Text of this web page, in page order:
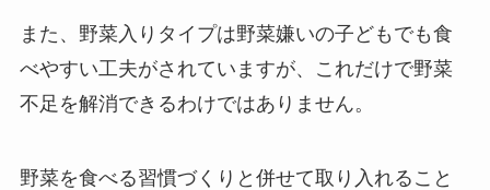
また、野菜入りタイプは野菜嫌いの子どもでも食
べやすい工夫がされていますが、これだけで野菜
不足を解消できるわけではありません。
野菜を食べる習慣づくりと併せて取り入れること